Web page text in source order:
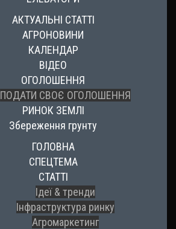
АКТУАЛЬНІ СТАТТІ
АГРОНОВИНИ
КАЛЕНДАР
ВІДЕО
ОГОЛОШЕННЯ
ПОДАТИ СВОЄ ОГОЛОШЕННЯ
РИНОК ЗЕМЛІ
Збереження грунту
ГОЛОВНА
СПЕЦТЕМА
СТАТТІ
Ідеї & тренди
Інфраструктура ринку
Агромаркетинг